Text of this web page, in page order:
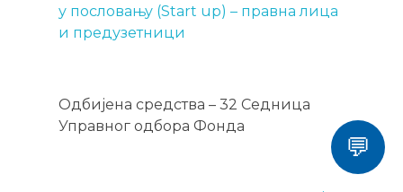
у пословању (Start up) – правна лица
и предузетници
Одбијена средства – 32 Седница
Управног одбора Фонда
💬